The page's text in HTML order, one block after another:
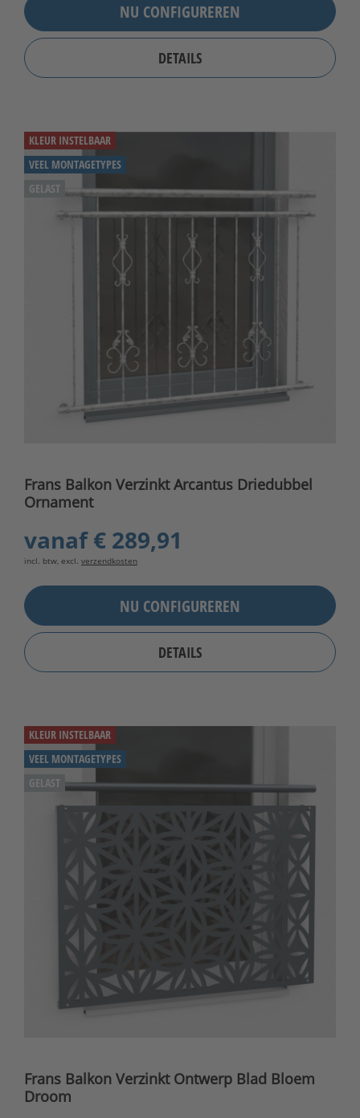
NU CONFIGUREREN
DETAILS
KLEUR INSTELBAAR
VEEL MONTAGETYPES
GELAST
Frans Balkon Verzinkt Arcantus Driedubbel
Ornament
vanaf€ 289,91
incl. btw, excl. verzendkosten
NU CONFIGUREREN
DETAILS
KLEUR INSTELBAAR
VEEL MONTAGETYPES
GELAST
Frans Balkon Verzinkt Ontwerp Blad Bloem
Droom